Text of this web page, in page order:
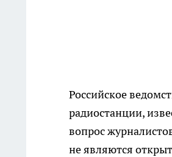
Российское
радиостанции,
вопрос
не являются